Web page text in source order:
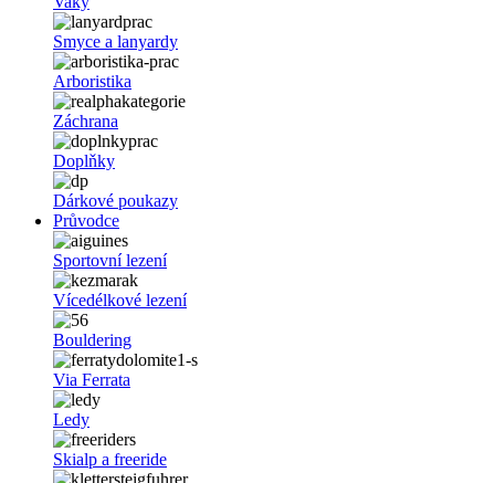
Smyce a lanyardy
Arboristika
Záchrana
Doplňky
Dárkové poukazy
Průvodce
Sportovní lezení
Vícedélkové lezení
Bouldering
Via Ferrata
Ledy
Skialp a freeride